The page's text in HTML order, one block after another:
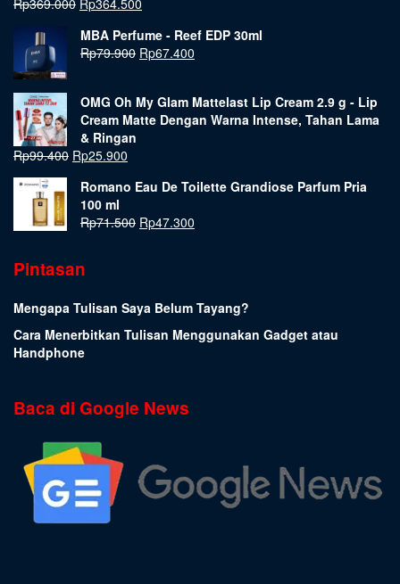
Rp369.000 Rp364.500
MBA Perfume - Reef EDP 30ml
Rp79.900 Rp67.400
OMG Oh My Glam Mattelast Lip Cream 2.9 g - Lip
Cream Matte Dengan Warna Intense, Tahan Lama
& Ringan
Rp99.400 Rp25.900
Romano Eau De Toilette Grandiose Parfum Pria
100 ml
Rp71.500 Rp47.300
Pintasan
Mengapa Tulisan Saya Belum Tayang?
Cara Menerbitkan Tulisan Menggunakan Gadget atau
Handphone
Baca di Google News